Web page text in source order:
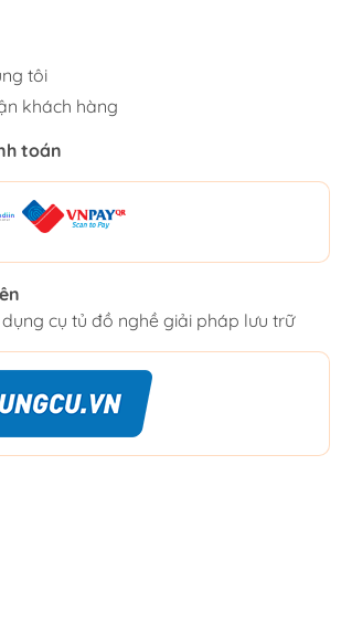
tôi
khách hàng
toán
dụng cụ tủ đồ nghề giải pháp lưu trữ